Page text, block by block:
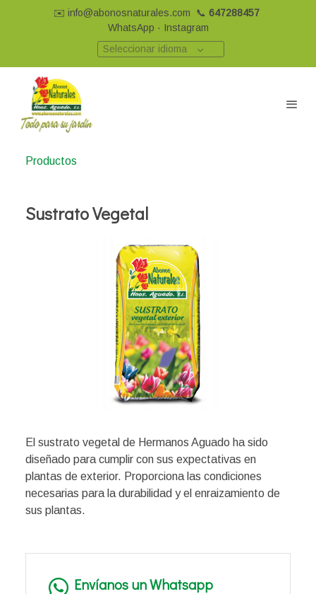
✉️ info@abonosnaturales.com 📞 647288457
WhatsApp · Instagram
Seleccionar idioma
Productos
Sustrato Vegetal
El sustrato vegetal de Hermanos Aguado ha sido
diseñado para cumplir con sus expectativas en
plantas de exterior. Proporciona las condiciones
necesarias para la durabilidad y el enraizamiento de
sus plantas.
Envíanos un Whatsapp